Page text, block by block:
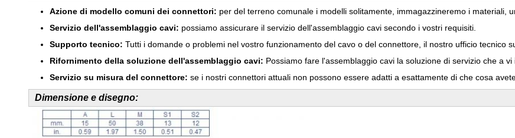
Azione di modello comuni dei connettori: per del terreno comunale i modelli solitamente, immagazzineremo i materiali,
Servizio dell'assemblaggio cavi: possiamo assicurare il servizio dell'assemblaggio cavi secondo i vostri requisiti.
Supporto tecnico: Tutti i domande o problemi nel vostro funzionamento del cavo o del connettore, il nostro ufficio tecnico
Rifornimento della soluzione dell'assemblaggio cavi: Possiamo fare l'assemblaggio cavi la soluzione di servizio che a vi
Servizio su misura del connettore: se i nostri connettori attuali non possono essere adatti a esattamente di che cosa
Dimensione e disegno: